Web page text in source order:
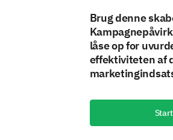
Brug denne
låse op for
effektiviteten af